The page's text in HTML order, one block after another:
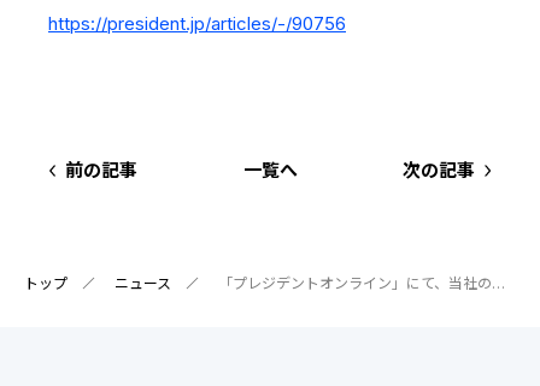
業績ハイライト
中途採用：ビジネス職・コーポレート職
https://president.jp/articles/-/90756
前の記事 一覧へ 次の記事
トップ ニュース 「プレジデントオンライン」にて、当社のサービスが紹介されました